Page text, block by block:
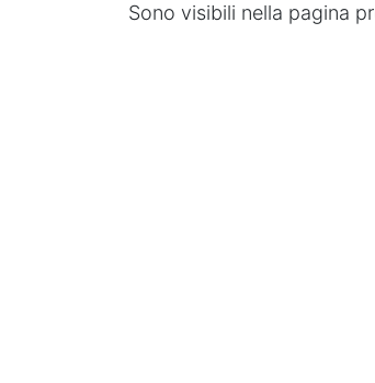
Sono visibili nella pagina